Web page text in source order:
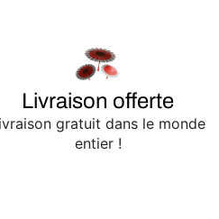
Livraison offerte
gratuit dans le monde
entier !